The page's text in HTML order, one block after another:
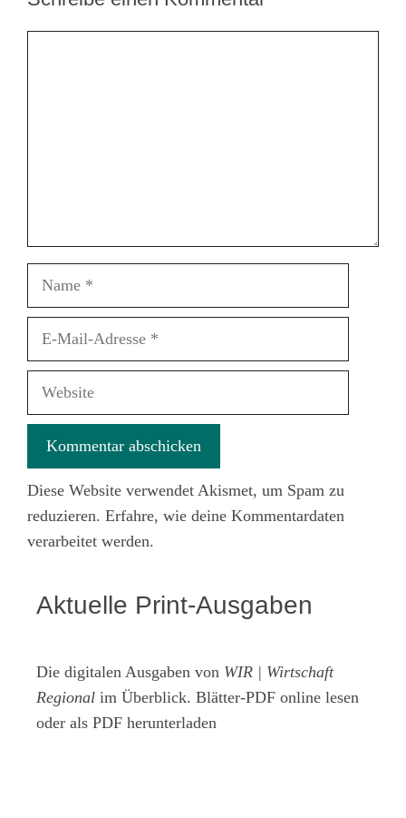
Diese Website verwendet Akismet, um Spam zu
reduzieren. Erfahre, wie deine Kommentardaten
verarbeitet werden.
Aktuelle Print-Ausgaben
Die digitalen Ausgaben von WIR | Wirtschaft
Regional im Überblick. Blätter-PDF online lesen
oder als PDF herunterladen